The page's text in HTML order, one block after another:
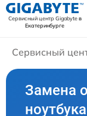
Сервисный центр Gigabyteв
Екатеринбурге
Сервисный
Замена
ноутбука